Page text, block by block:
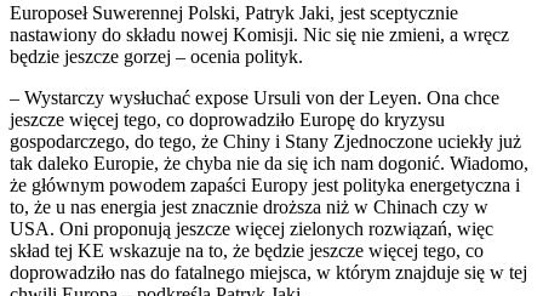
Europoseł Suwerennej Polski, Patryk Jaki, jest sceptycznie
nastawiony do składu nowej Komisji. Nic się nie zmieni, a wręcz
będzie jeszcze gorzej – ocenia polityk.
– Wystarczy wysłuchać expose Ursuli von der Leyen. Ona chce
jeszcze więcej tego, co doprowadziło Europę do kryzysu
gospodarczego, do tego, że Chiny i Stany Zjednoczone uciekły już
tak daleko Europie, że chyba nie da się ich nam dogonić. Wiadomo,
że głównym powodem zapaści Europy jest polityka energetyczna i
to, że u nas energia jest znacznie droższa niż w Chinach czy w
USA. Oni proponują jeszcze więcej zielonych rozwiązań, więc
skład tej KE wskazuje na to, że będzie jeszcze więcej tego, co
doprowadziło nas do fatalnego miejsca, w którym znajduje się w tej